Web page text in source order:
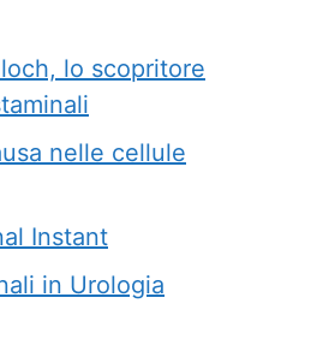
lo scopritore
nelle cellule
Instant
in Urologia